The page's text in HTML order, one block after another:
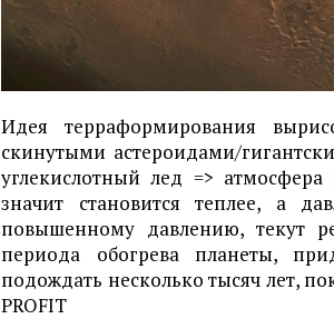
Идея терраформирования
скинутыми астероидами/
углекислотный лед =>
значит становится теплее, а
повышенному давлению, текут
периода обогрева планеты,
подождать несколько тысяч лет,
PROFIT